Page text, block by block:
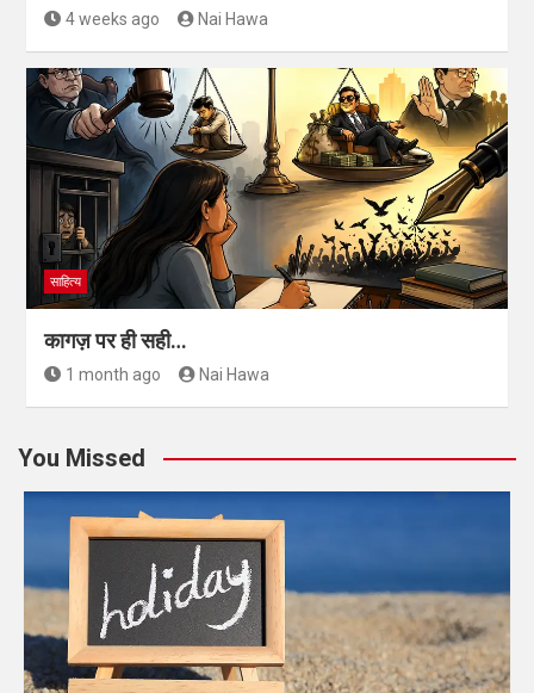
4 weeks ago Nai Hawa
साहित्य
कागज़ पर ही सही…
1 month ago Nai Hawa
You Missed